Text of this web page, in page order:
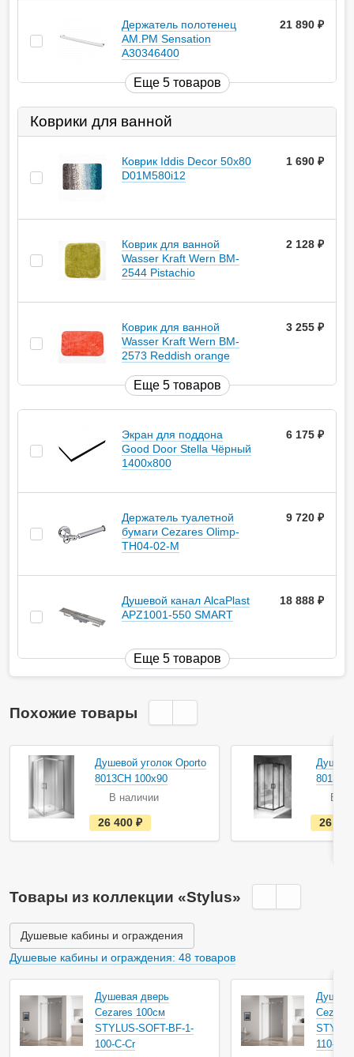
Держатель полотенец
AM.PM Sensation
A30346400
21 890
Еще 5 товаров
Коврики для ванной
Коврик Iddis Decor 50х80
D01M580i12
1 690
Коврик для ванной
Wasser Kraft Wern BM-
2544 Pistachio
2 128
Коврик для ванной
Wasser Kraft Wern BM-
2573 Reddish orange
3 255
Еще 5 товаров
Экран для поддона
Good Door Stella Чёрный
1400x800
6 175
Держатель туалетной
бумаги Cezares Olimp-
TH04-02-M
9 720
Душевой канал AlcaPlast
APZ1001-550 SMART
18 888
Еще 5 товаров
Похожие товары
Душевой уголок Oporto
8013CH 100x90
В наличии
е
с
т
л
и
26 400
8013B
В
26
Товары из коллекции «Stylus»
Душевые кабины и ограждения
Душевые кабины и ограждения: 48 товаров
Душевая дверь
Cezares 100см
STYLUS-SOFT-BF-1-
100-C-Cr
110-C-